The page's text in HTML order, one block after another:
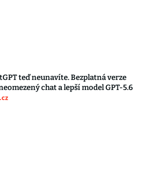
teď neunavíte. Bezplatná verze
chat a lepší model GPT-5.6